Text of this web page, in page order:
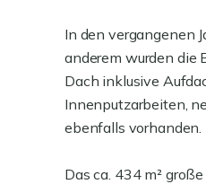
In den vergangenen
anderem wurden die
Dach inklusive
Innenputzarbeiten,
ebenfalls vorhanden.
Das ca. 434 m²